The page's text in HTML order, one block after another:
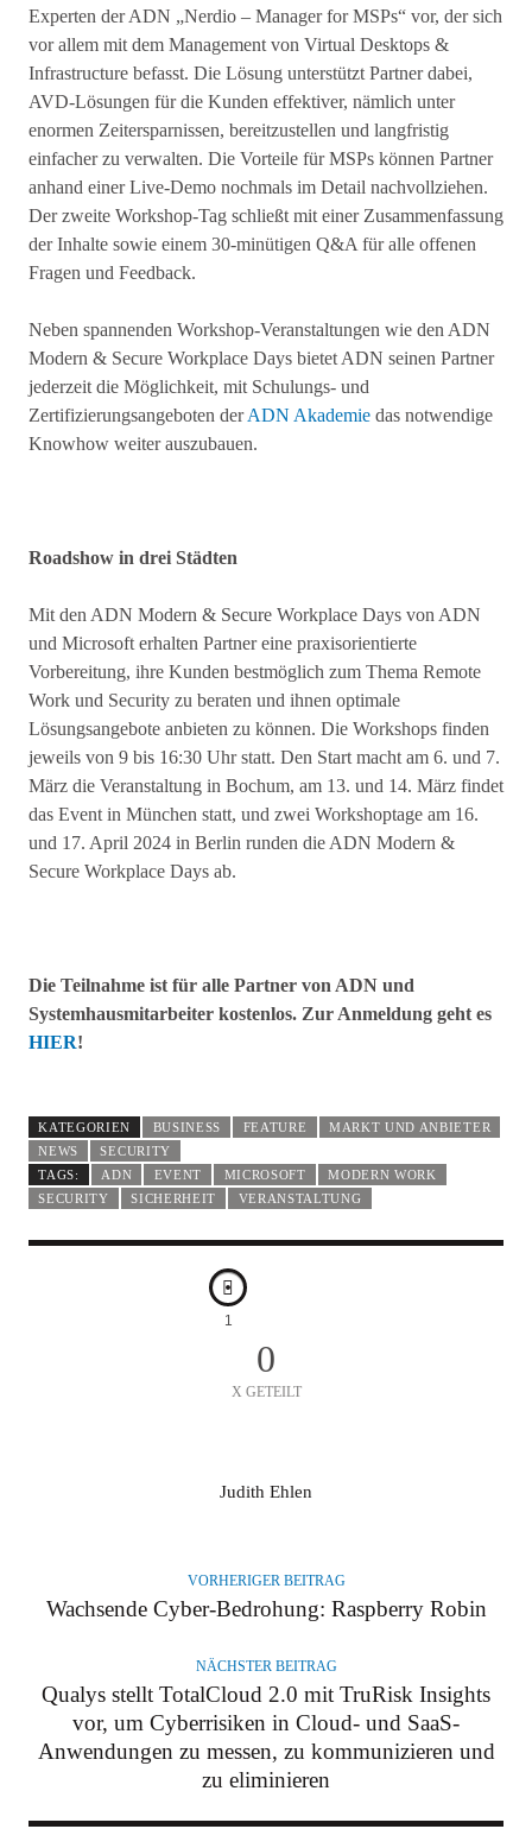
Experten der ADN „Nerdio – Manager for MSPs“ vor, der sich
vor allem mit dem Management von Virtual Desktops &
Infrastructure befasst. Die Lösung unterstützt Partner dabei,
AVD-Lösungen für die Kunden effektiver, nämlich unter
enormen Zeitersparnissen, bereitzustellen und langfristig
einfacher zu verwalten. Die Vorteile für MSPs können Partner
anhand einer Live-Demo nochmals im Detail nachvollziehen.
Der zweite Workshop-Tag schließt mit einer Zusammenfassung
der Inhalte sowie einem 30-minütigen Q&A für alle offenen
Fragen und Feedback.
Neben spannenden Workshop-Veranstaltungen wie den ADN
Modern & Secure Workplace Days bietet ADN seinen Partner
jederzeit die Möglichkeit, mit Schulungs- und
Zertifizierungsangeboten derADN Akademie das notwendige
Knowhow weiter auszubauen.
Roadshow in drei Städten
Mit den ADN Modern & Secure Workplace Days von ADN
und Microsoft erhalten Partner eine praxisorientierte
Vorbereitung, ihre Kunden bestmöglich zum Thema Remote
Work und Security zu beraten und ihnen optimale
Lösungsangebote anbieten zu können. Die Workshops finden
jeweils von 9 bis 16:30 Uhr statt. Den Start macht am 6. und 7.
März die Veranstaltung in Bochum, am 13. und 14. März findet
das Event in München statt, und zwei Workshoptage am 16.
und 17. April 2024 in Berlin runden die ADN Modern &
Secure Workplace Days ab.
Die Teilnahme ist für alle Partner von ADN und
Systemhausmitarbeiter kostenlos. Zur Anmeldung geht es
HIER!
KATEGORIEN BUSINESS FEATURE
MARKT UND ANBIETER
NEWS
SECURITY
TAGS:
ADN EVENT MICROSOFT
MODERN WORK
SECURITY
SICHERHEIT VERANSTALTUNG
1
0
X GETEILT
Judith Ehlen
VORHERIGER BEITRAG
Wachsende Cyber-Bedrohung: Raspberry Robin
NÄCHSTER BEITRAG
Qualys stellt TotalCloud 2.0 mit TruRisk Insights
vor, um Cyberrisiken in Cloud- und SaaS-
Anwendungen zu messen, zu kommunizieren und
zu eliminieren